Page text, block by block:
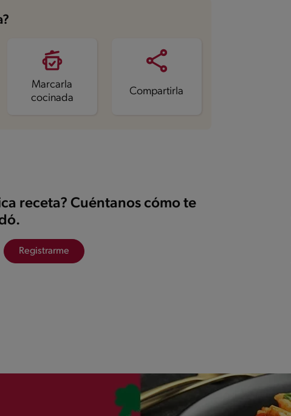
Marcarla
cocinada
Compartirla
receta? Cuéntanos cómo te
Registrarme